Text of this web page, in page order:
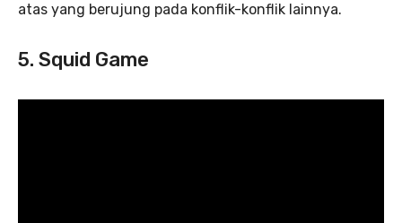
atas yang berujung pada konflik-konflik lainnya.
5. Squid Game